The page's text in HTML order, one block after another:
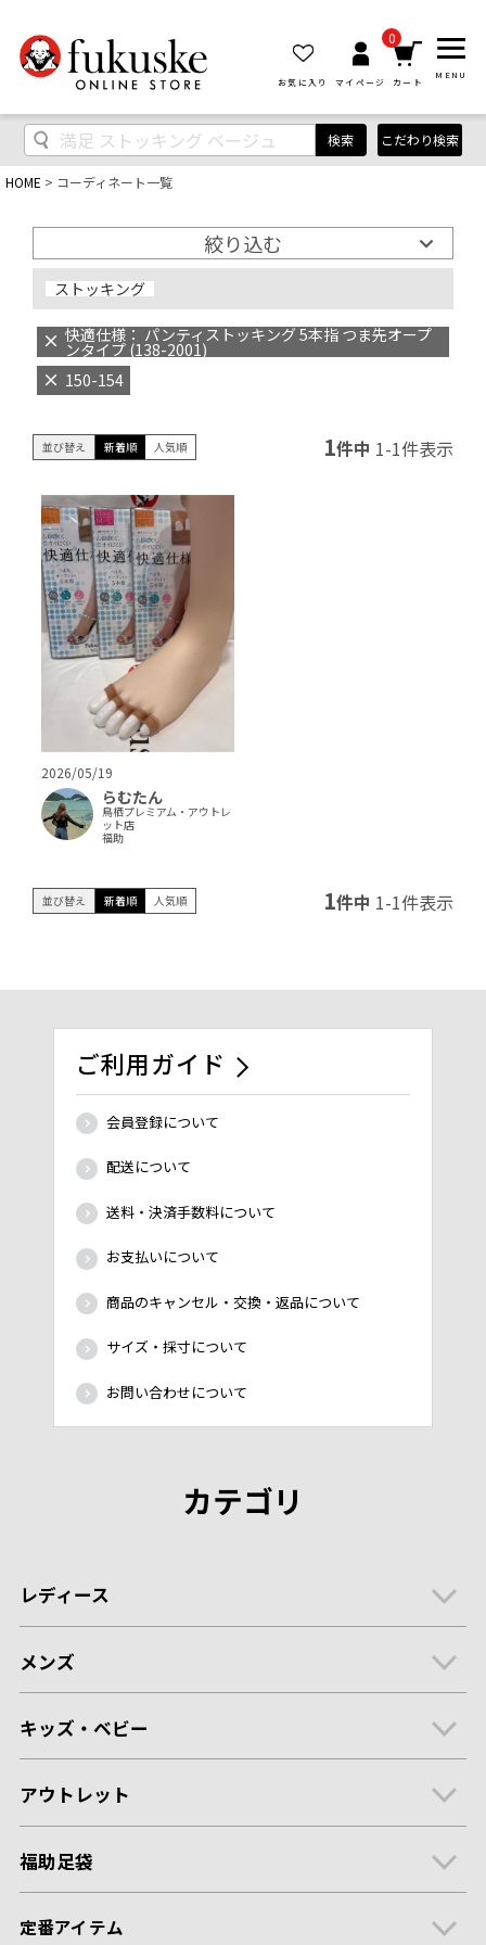
お気に入り マイページ
0
カート
MENU
検索 こだわり検索
HOME コーディネート一覧
絞り込む
ストッキング
快適仕様： パンティストッキング 5本指 つま先オープ
ンタイプ (138-2001)
150-154
並び替え 新着順 人気順 1件中 1-1件表示
2026/05/19
らむたん
鳥栖プレミアム・アウトレ
ット店
福助
並び替え 新着順 人気順 1件中 1-1件表示
ご利用ガイド
会員登録について
配送について
送料・決済手数料について
お支払いについて
商品のキャンセル・交換・返品について
サイズ・採寸について
お問い合わせについて
カテゴリ
レディース
メンズ
キッズ・ベビー
アウトレット
福助足袋
定番アイテム